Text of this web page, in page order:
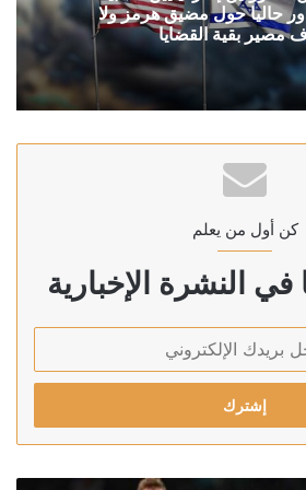
حاليا حول مضيق هرمز ولا
مصير بقية القضايا
كن أول من يعلم
النشرة الإخبارية